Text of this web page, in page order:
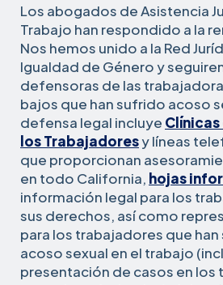
Los abogados de Asistencia
Trabajo han respondido a la
Nos hemos unido a la Red
Igualdad de Género y
defensoras de las
bajos que han sufrido acoso
defensa legal incluye
los Trabajadoresy líneas
que proporcionan
en todo California, hojas
información legal para los
sus derechos, así como
para los trabajadores que
acoso sexual en el trabajo
presentación de casos en los